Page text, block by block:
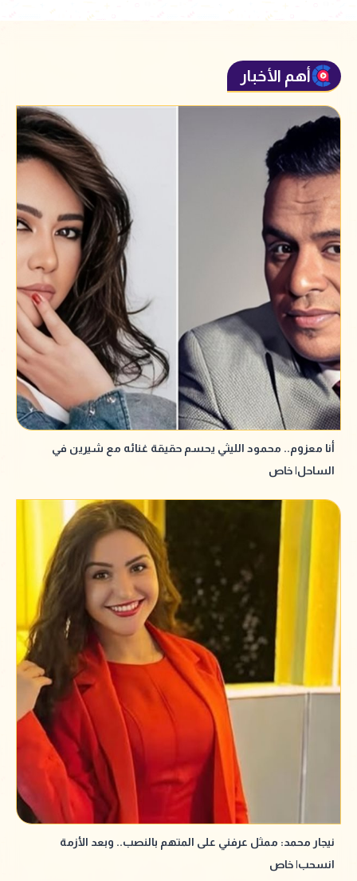
أهم الأخبار
أنا معزوم.. محمود الليثي يحسم حقيقة غنائه مع شيرين في
الساحل| خاص
نيجار محمد: ممثل عرفني على المتهم بالنصب.. وبعد الأزمة
انسحب| خاص